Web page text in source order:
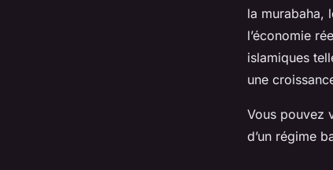
la murabaha,
l’économie
islamiques
une
Vous pouvez
d’un régime